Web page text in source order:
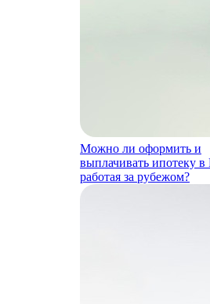
Можно ли оформить и
выплачивать ипотеку в
работая за рубежом?